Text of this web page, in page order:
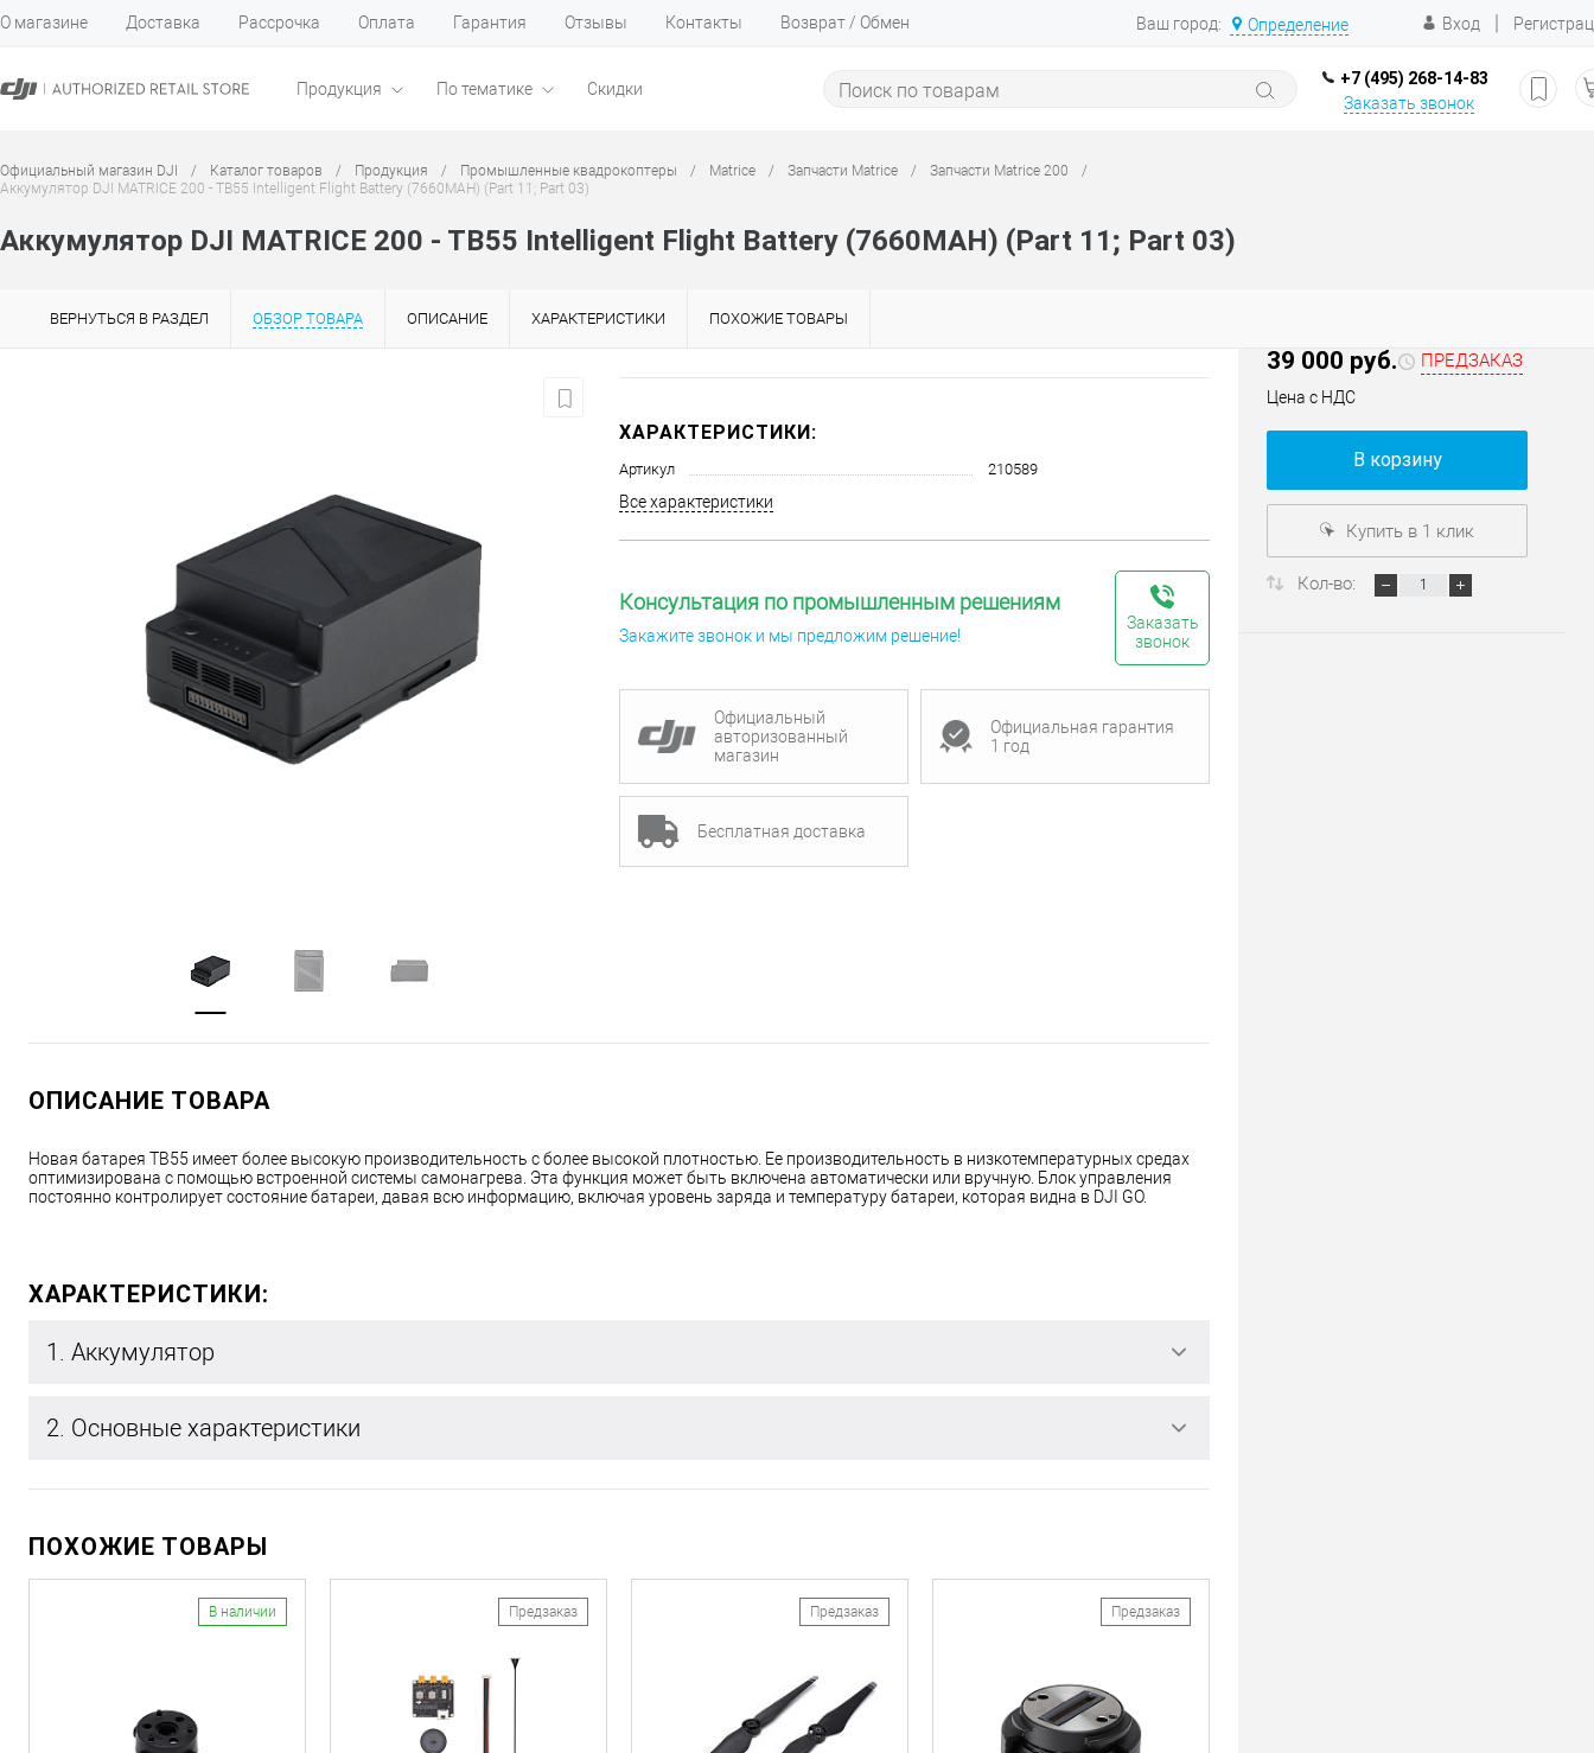
О магазине Доставка Рассрочка Оплата Гарантия Отзывы Контакты Возврат / Обмен Ваш город: Определение Вход |
Продукция По тематике Скидки
+7 (495) 268-14-83
Заказать звонок
Официальный магазин DJI / Каталог товаров / Продукция / Промышленные квадрокоптеры / Matrice / Запчасти Matrice / Запчасти Matrice 200
/
Аккумулятор DJI MATRICE 200 - TB55 Intelligent Flight Battery (7660MAH) (Part 11; Part 03)
Аккумулятор DJI MATRICE 200 - TB55 Intelligent Flight Battery (7660MAH) (Part 11; Part 03)
ВЕРНУТЬСЯ В РАЗДЕЛ ОБЗОР ТОВАРА ОПИСАНИЕ ХАРАКТЕРИСТИКИ ПОХОЖИЕ ТОВАРЫ
ХАРАКТЕРИСТИКИ:
Артикул 210589
Все характеристики
Консультация по промышленным решениям
Закажите звонок и мы предложим решение!
Заказать
звонок
Официальный
авторизованный
магазин
Официальная гарантия
1 год
Бесплатная доставка
ОПИСАНИЕ ТОВАРА
Новая батарея TB55 имеет более высокую производительность с более высокой плотностью. Ее производительность в низкотемпературных средах
оптимизирована с помощью встроенной системы самонагрева. Эта функция может быть включена автоматически или вручную. Блок управления
постоянно контролирует состояние батареи, давая всю информацию, включая уровень заряда и температуру батареи, которая видна в DJI GO.
ХАРАКТЕРИСТИКИ:
1. Аккумулятор
2. Основные характеристики
ПОХОЖИЕ ТОВАРЫ
В наличии Предзаказ Предзаказ Предзаказ
39 000 руб. ПРЕДЗАКАЗ
Цена с НДС
В корзину
Купить в 1 клик
Кол-во: